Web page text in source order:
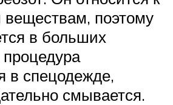
веществам, поэтому
в больших
процедура
в спецодежде,
смывается.